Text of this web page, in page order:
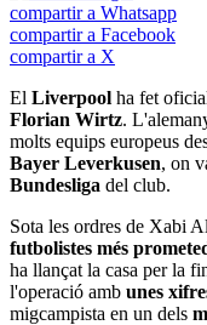
compartir a Whatsapp
compartir a Facebook
compartir a X
El Liverpool ha fet
Florian Wirtz.
molts equips europeus
Bayer Leverkusen, on
Bundesliga del club.
Sota les ordres de Xabi
futbolistes més
ha llançat la casa per la
l'operació amb unes
migcampista en un dels